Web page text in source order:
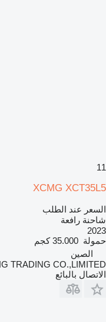
11
XCMG XCT35L5
السعر عند الطلب
شاحنة رافعة
2023
حمولة 35.000 كجم
الصين
TRADING CO.,LIMITED
الاتصال بالبائع